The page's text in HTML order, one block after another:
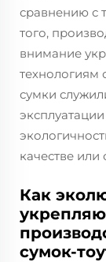
сравнению с
того,
внимание
технологиям
сумки
качестве
Как
сумок-